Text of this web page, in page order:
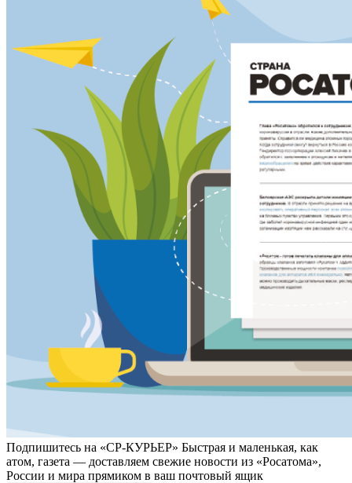
Подпишитесь на «СР-КУРЬЕР» Быстрая и маленькая, как
атом, газета — доставляем свежие новости из «Росатома»,
России и мира прямиком в ваш почтовый ящик